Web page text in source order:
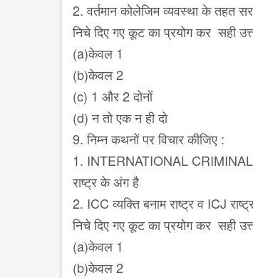
2. वर्तमान कोलेजिम व्यवस्था के तहत
निचे दिए गए कूट का प्रयोग कर सही
(a)केवल 1
(b)केवल 2
(c) 1 और 2 दोनों
(d) न तो एक न ही दो
9. निम्न कथनों पर विचार कीजिए :
1. INTERNATIONAL
राष्ट्र के अंग है
2. ICC व्यक्ति बनाम राष्ट्र व ICJ
निचे दिए गए कूट का प्रयोग कर सही
(a)केवल 1
(b)केवल 2